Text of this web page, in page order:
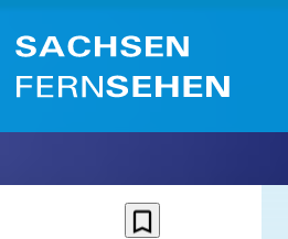
bookmark_border